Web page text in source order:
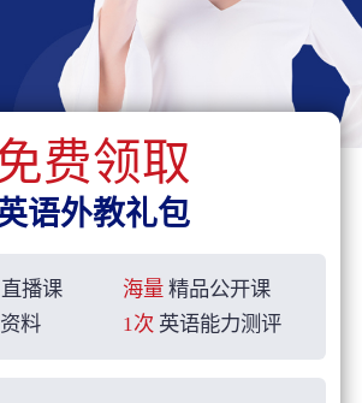
费领取
语外教礼包
播课 海量 精品公开课
料 1次 英语能力测评